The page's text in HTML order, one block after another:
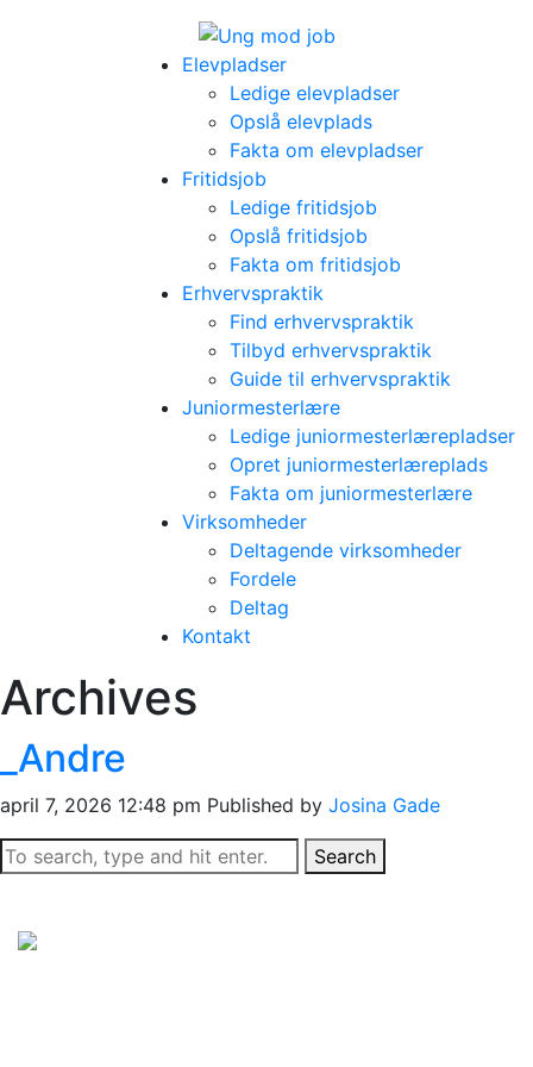
Elevpladser
Ledige elevpladser
Opslå elevplads
Fakta om elevpladser
Fritidsjob
Ledige fritidsjob
Opslå fritidsjob
Fakta om fritidsjob
Erhvervspraktik
Find erhvervspraktik
Tilbyd erhvervspraktik
Guide til erhvervspraktik
Juniormesterlære
Ledige juniormesterlærepladser
Opret juniormesterlæreplads
Fakta om juniormesterlære
Virksomheder
Deltagende virksomheder
Fordele
Deltag
Kontakt
Archives
_Andre
april 7, 2026 12:48 pm Published by Josina Gade
Search